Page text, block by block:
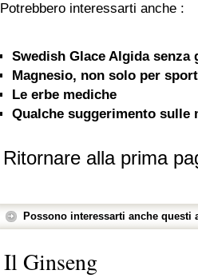
Potrebbero interessarti anche :
Swedish Glace Algida
Magnesio, non solo per
Le erbe mediche
Qualche suggerimento sulle
Ritornare alla prima
Possono interessarti anche questi
Il Ginseng